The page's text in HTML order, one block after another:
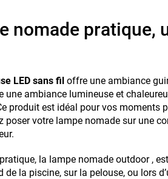
nomade pratique,
LED sans fil offre une ambiance
une ambiance lumineuse et
produit est idéal pour vos moments
poser votre lampe nomade sur une
la lampe nomade outdoor ,
de la piscine, sur la pelouse, ou lors